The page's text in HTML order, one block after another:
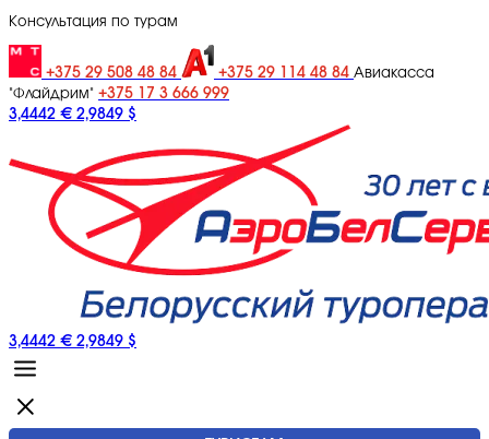
Консультация по турам
+375 29 508 48 84 +375 29 114 48 84 Авиакасса
"Флайдрим" +375 17 3 666 999
3,4442 € 2,9849 $
3,4442 € 2,9849 $